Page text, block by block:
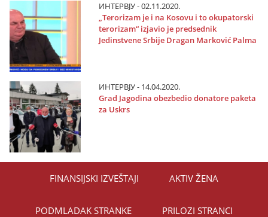
ИНТЕРВЈУ - 02.11.2020.
„Terorizam јe i na Kosovu i to okupatorski
terorizam“ izјavio јe predsednik
Јedinstvene Srbiјe Dragan Marković Palma
ИНТЕРВЈУ - 14.04.2020.
Grad Јagodina obezbedio donatore paketa
za Uskrs
FINANSIЈSKI IZVEŠTAЈI AKTIV ŽENA
PODMLADAK STRANKE PRILOZI STRANCI